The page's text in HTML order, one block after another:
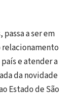
a ser em
relacionamento
e atender a
da novidade
Estado de São